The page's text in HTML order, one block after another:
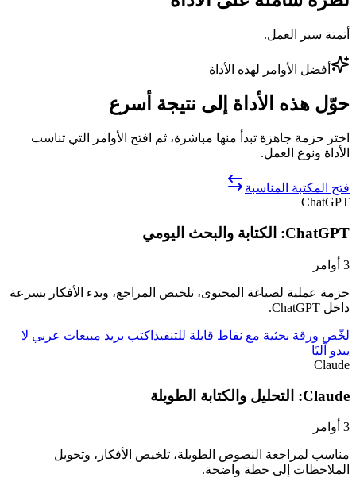
أتمتة سير العمل.
أفضل الأوامر لهذه الأداة
حوّل هذه الأداة إلى نتيجة أسرع
اختر حزمة جاهزة تبدأ منها مباشرة، ثم افتح الأوامر التي تناسب
الأداة ونوع العمل.
فتح المكتبة المناسبة
ChatGPT
ChatGPT: الكتابة والبحث اليومي
3 أوامر
حزمة عملية لصياغة المحتوى، تلخيص المراجع، وبدء الأفكار بسرعة
داخل ChatGPT.
لخّص ورقة بحثية مع نقاط قابلة للتنفيذ اكتب بريد مبيعات عربي لا
يبدو آليًا
Claude
Claude: التحليل والكتابة الطويلة
3 أوامر
مناسب لمراجعة النصوص الطويلة، تلخيص الأفكار، وتحويل
الملاحظات إلى خطة واضحة.